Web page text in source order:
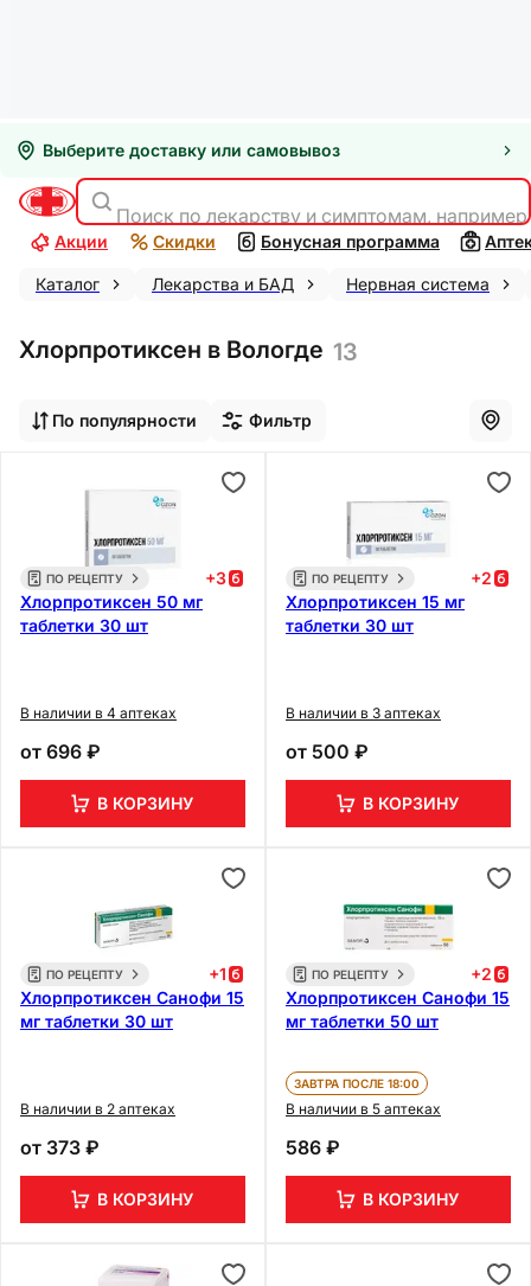
Выберите доставку или самовывоз
Поиск по лекарству и симптомам,
Акции Скидки Бонусная программа
Каталог Лекарства и БАД Нервная система
Хлорпротиксен в Вологде 13
По популярности Фильтр
ПО РЕЦЕПТУ +3
Хлорпротиксен 50 мг
таблетки 30 шт
В наличии в 4 аптеках
от 696 ₽
В КОРЗИНУ
ПО РЕЦЕПТУ +2
Хлорпротиксен 15 мг
таблетки 30 шт
В наличии в 3 аптеках
от 500 ₽
В КОРЗИНУ
ПО РЕЦЕПТУ +1
Хлорпротиксен Санофи 15
мг таблетки 30 шт
В наличии в 2 аптеках
от 373 ₽
В КОРЗИНУ
ПО РЕЦЕПТУ +2
Хлорпротиксен Санофи 15
мг таблетки 50 шт
ЗАВТРА ПОСЛЕ 18:00
В наличии в 5 аптеках
586 ₽
В КОРЗИНУ